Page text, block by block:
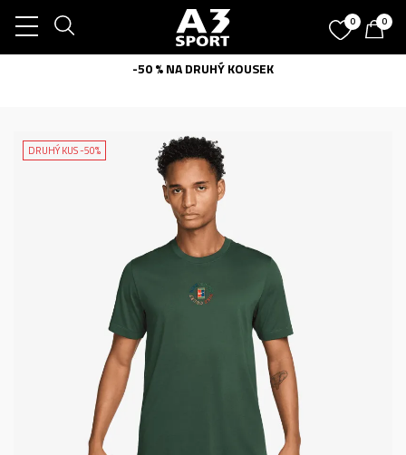
0 0
-50 % NA DRUHÝ KOUSEK
DRUHÝ KUS -50%